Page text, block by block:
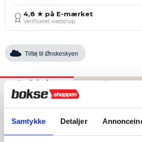
Samtykke Detaljer
4,8 ★ på E-mærket
Verificeret webshop
Tilføj til Ønskeskyen
Beskrivelse Specifikationer
Adidas PU Boksepude - 90
adidas PU Boksepude
er en
fremstillet i ekstra slidstærkt PU-